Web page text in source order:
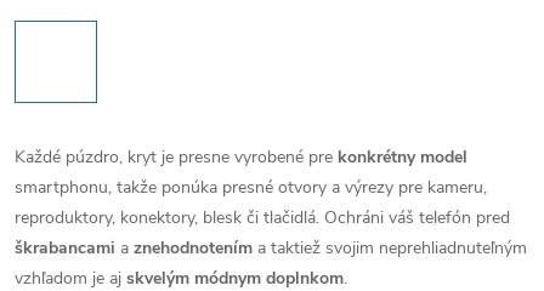
Každé púzdro, kryt je presne vyrobené pre konkrétny model
smartphonu, takže ponúka presné otvory a výrezy pre kameru,
reproduktory, konektory, blesk či tlačidlá. Ochráni váš telefón pred
škrabancami a znehodnotením a taktiež svojim neprehliadnuteľným
vzhľadom je aj skvelým módnym doplnkom.